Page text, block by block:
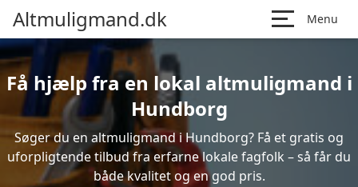
Altmuligmand.dk Menu
Få hjælp fra en lokal altmuligmand i
Hundborg
Søger du en altmuligmand i Hundborg? Få et gratis og
uforpligtende tilbud fra erfarne lokale fagfolk – så får du
både kvalitet og en god pris.